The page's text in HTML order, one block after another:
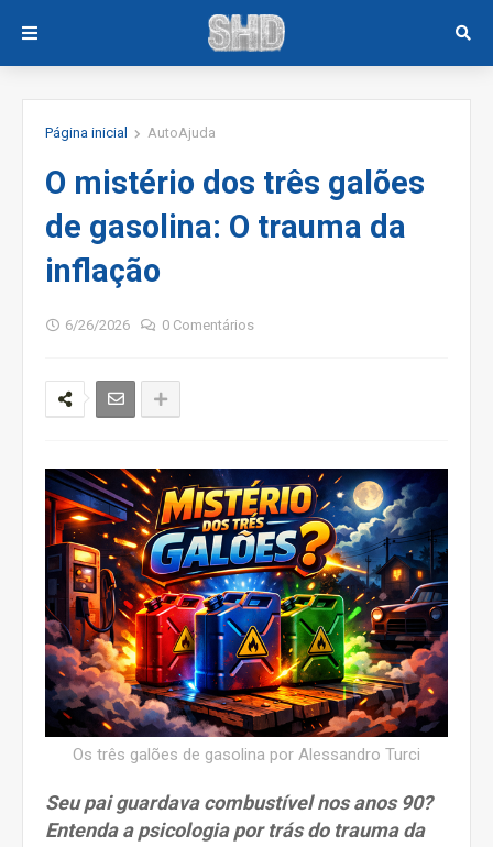
Página inicial AutoAjuda
O mistério dos três galões
de gasolina: O trauma da
inflação
6/26/2026 0 Comentários
Os três galões de gasolina por Alessandro Turci
Seu pai guardava combustível nos anos 90?
Entenda a psicologia por trás do trauma da